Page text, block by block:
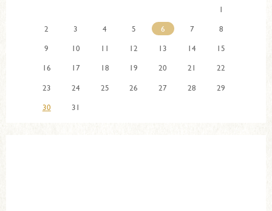
1
2
3 4 5 6 7
8
9
10 11 12 13 14
15
16
17 18 19 20 21
22
23
24 25 26 27 28
29
30
31